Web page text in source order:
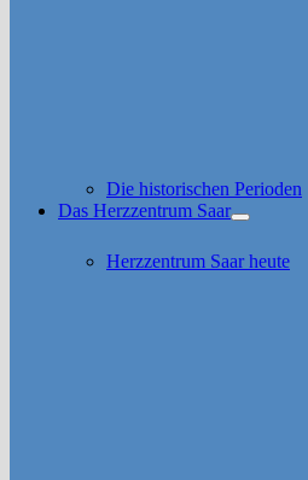
Die historischen Perioden
Das Herzzentrum Saar
Untermenü
Herzzentrum Saar heute